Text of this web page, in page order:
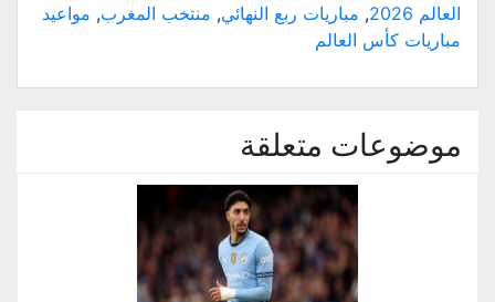
العالم 2026
, مباريات ربع النهائي, منتخب المغرب, مواعيد
مباريات كأس العالم
موضوعات متعلقة